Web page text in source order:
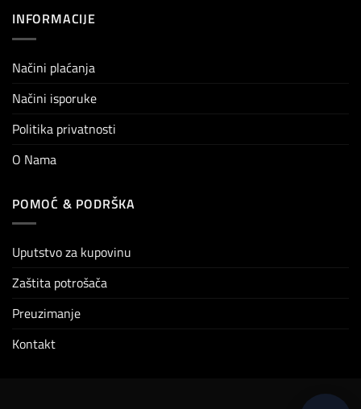
INFORMACIJE
Načini plaćanja
Načini isporuke
Politika privatnosti
O Nama
POMOĆ & PODRŠKA
Uputstvo za kupovinu
Zaštita potrošača
Preuzimanje
Kontakt